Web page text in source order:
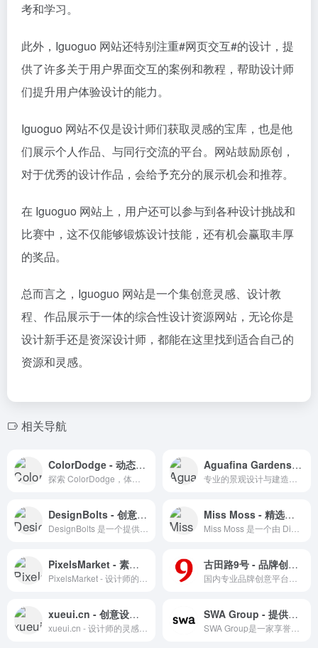
考和学习。
此外，Iguoguo 网站还特别注重#网页交互#的设计，提
供了许多关于用户界面交互的案例和教程，帮助设计师
们提升用户体验设计的能力。
Iguoguo 网站不仅是设计师们获取灵感的宝库，也是他
们展示个人作品、与同行交流的平台。网站鼓励原创，
对于优秀的设计作品，会给予充分的展示机会和推荐。
在 Iguoguo 网站上，用户还可以参与到各种设计挑战和
比赛中，这不仅能够锻炼设计技能，还有机会赢取丰厚
的奖品。
总而言之，Iguoguo 网站是一个集创意灵感、设计教
程、作品展示于一体的综合性设计资源网站，无论你是
设计新手还是资深设计师，都能在这里找到适合自己的
资源和灵感。
相关导航
ColorDodge - 动态渐变特效的创意工作站 Aguafina Gardens - 国际景观设计与建造工作室
DesignBolts - 创意灵感与设计资源的宝库 Miss Moss - 精选视觉珍宝与设计灵感
PixelsMarket - 素材资源综合平台 古田路9号 - 品牌创意与版权保护平台
xueui.cn - 创意设计资源一站式平台 SWA Group - 提供先进的工业自动化解决方案